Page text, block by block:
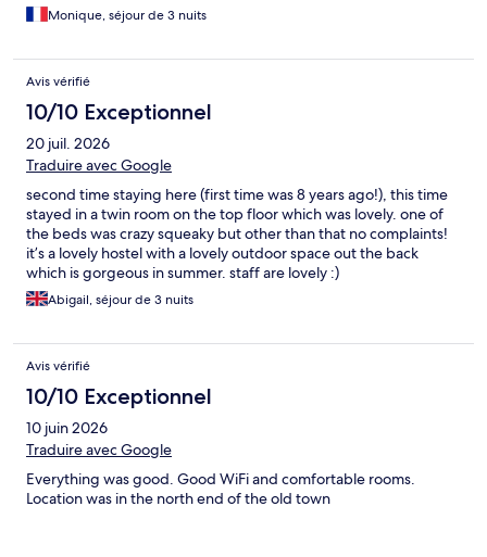
Monique, séjour de 3 nuits
Avis vérifié
10/10 Exceptionnel
20 juil. 2026
Traduire avec Google
second time staying here (first time was 8 years ago!), this time
stayed in a twin room on the top floor which was lovely. one of
the beds was crazy squeaky but other than that no complaints!
it’s a lovely hostel with a lovely outdoor space out the back
which is gorgeous in summer. staff are lovely :)
Abigail, séjour de 3 nuits
Avis vérifié
10/10 Exceptionnel
10 juin 2026
Traduire avec Google
Everything was good. Good WiFi and comfortable rooms.
Location was in the north end of the old town